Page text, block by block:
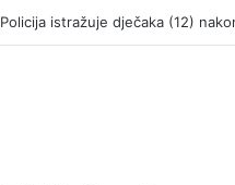
Policija istražuje dječaka (12)